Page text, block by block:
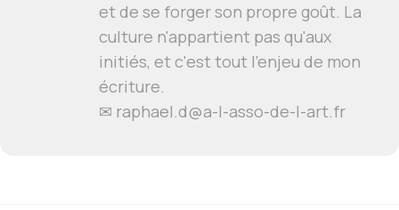
et de se forger son propre goût. La
culture n'appartient pas qu'aux
initiés, et c'est tout l'enjeu de mon
écriture.
✉ raphael.d@a-l-asso-de-l-art.fr